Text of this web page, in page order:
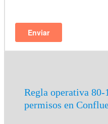
Regla operativa
permisos en